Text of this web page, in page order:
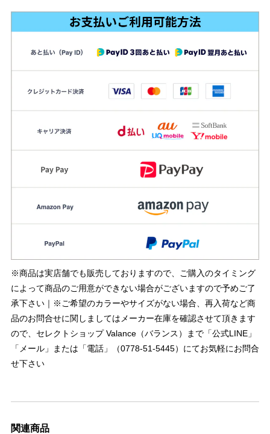
※商品は実店舗でも販売しておりますので、ご購入のタイミング
によって商品のご用意ができない場合がございますので予めご了
承下さい｜※ご希望のカラーやサイズがない場合、再入荷など商
品のお問合せに関しましてはメーカー在庫を確認させて頂きます
ので、セレクトショップ Valance（バランス）まで「公式LINE」
「メール」または「電話」（0778-51-5445）にてお気軽にお問合
せ下さい
関連商品